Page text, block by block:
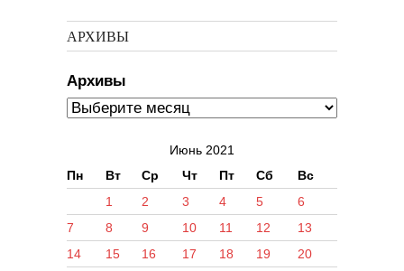
АРХИВЫ
Архивы
Июнь 2021
Пн
Вт Ср Чт Пт Сб Вс
1 2 3 4 5
6
7
8 9 10 11 12
13
14
15 16 17 18 19
20